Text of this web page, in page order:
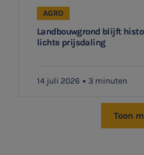
Landbouwgrond blijft
lichte prijsdaling
AGRO
14 juli 2026 3 minuten
Toon